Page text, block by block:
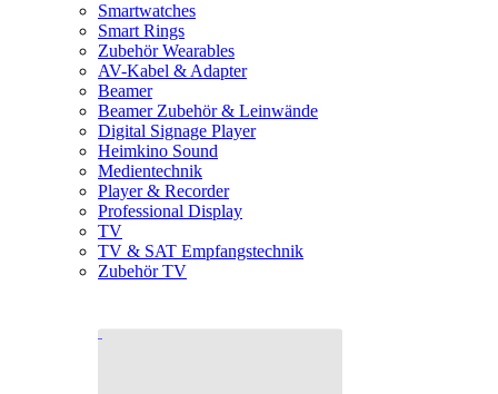
Smartwatches
Smart Rings
Zubehör Wearables
AV-Kabel & Adapter
Beamer
Beamer Zubehör & Leinwände
Digital Signage Player
Heimkino Sound
Medientechnik
Player & Recorder
Professional Display
TV
TV & SAT Empfangstechnik
Zubehör TV